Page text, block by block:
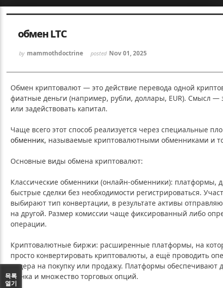
обмен LTC
by mammothdoctrine posted Nov 01, 2025
Обмен криптовалют — это действие перевода одной
фиатные деньги (например, рубли, доллары, EUR). Смысл —
или задействовать капитал.
Чаще всего этот способ реализуется через специальные
обменник, называемые криптовалютными обменниками и
Основные виды обмена криптовалют:
Классические обменники (онлайн‑обменники): платформы,
быстрые сделки без необходимости регистрироваться.
выбирают тип конвертации, в результате активы
на другой. Размер комиссии чаще фиксированный либо
операции.
Криптовалютные биржи: расширенные платформы, на
просто конвертировать криптовалюты, а ещё проводить
ордера на покупку или продажу. Платформы обеспечивают
рынка и множество торговых опций.
목록
열기
Sketchbook5, 스케치북5
Sketchbook5, 스케치북5
Sketchbook5, 스케치북5
Sketchbook5, 스케치북5